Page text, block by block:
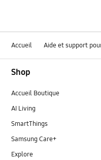
Accueil Aide et support
Shop
Accueil Boutique
AI Living
SmartThings
Samsung Care+
Explore